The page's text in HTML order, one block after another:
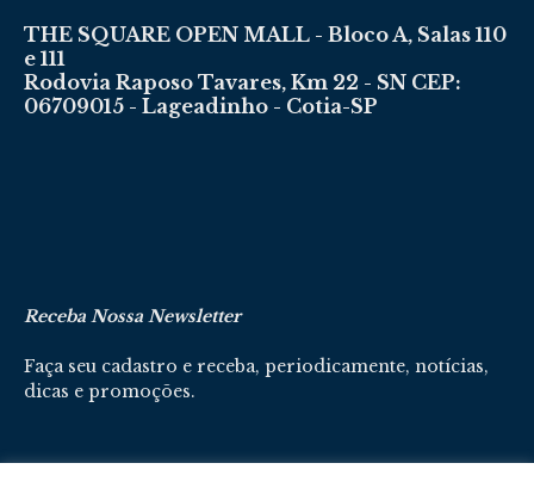
THE SQUARE OPEN MALL - Bloco A, Salas 110
e 111
Rodovia Raposo Tavares, Km 22 - SN CEP:
06709015 - Lageadinho - Cotia-SP
Receba Nossa Newsletter
Faça seu cadastro e receba, periodicamente, notícias,
dicas e promoções.